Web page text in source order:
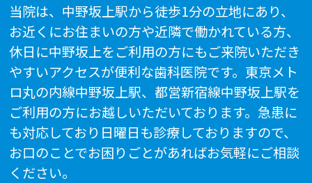
当院は、中野坂上駅から徒歩1分の立地にあり、
お近くにお住まいの方や近隣で働かれている方、
休日に中野坂上をご利用の方にもご来院いただき
やすいアクセスが便利な歯科医院です。東京メト
ロ丸の内線中野坂上駅、都営新宿線中野坂上駅を
ご利用の方にお越しいただいております。急患に
も対応しており日曜日も診療しておりますので、
お口のことでお困りごとがあればお気軽にご相談
ください。